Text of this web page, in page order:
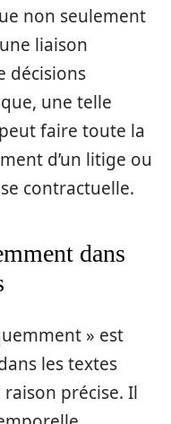
non seulement
liaison
décisions
une telle
faire toute la
d’un litige ou
contractuelle.
dans
» est
les textes
précise. Il